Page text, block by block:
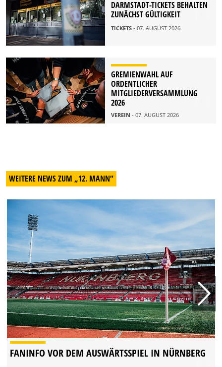
DARMSTADT-TICKETS BEHALTEN
ZUNÄCHST GÜLTIGKEIT
TICKETS - 07. AUGUST 2026
GREMIENWAHL AUF
ORDENTLICHER
MITGLIEDERVERSAMMLUNG
2026
VEREIN - 07. AUGUST 2026
WEITERE NEWS ZUM „12. MANN“
FANINFO VOR DEM AUSWÄRTSSPIEL IN NÜRNBERG